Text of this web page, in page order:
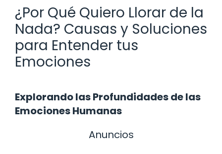
¿Por Qué Quiero Llorar de la
Nada? Causas y Soluciones
para Entender tus
Emociones
Explorando las Profundidades de las
Emociones Humanas
Anuncios